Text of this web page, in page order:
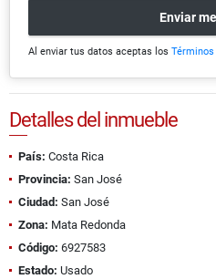
Enviar
Al enviar tus datos aceptas los
Detalles del inmueble
País: Costa Rica
Provincia: San José
Ciudad: San José
Zona: Mata Redonda
Código: 6927583
Estado: Usado